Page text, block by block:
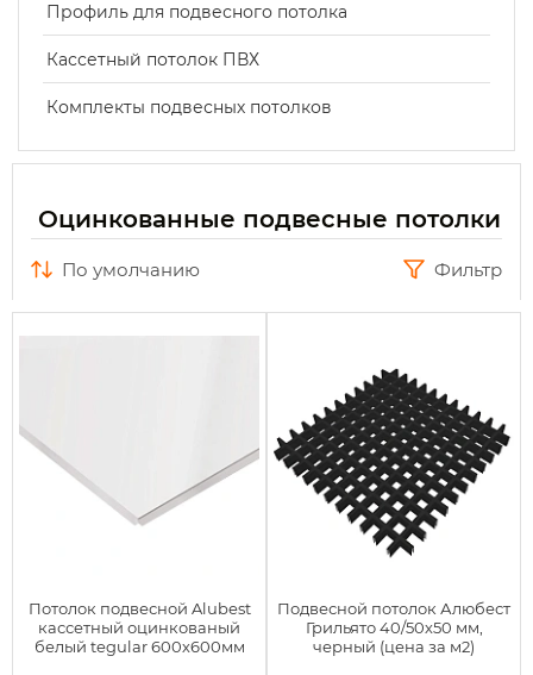
Профиль для подвесного потолка
Кассетный потолок ПВХ
Комплекты подвесных потолков
Оцинкованные подвесные потолки
по умолчанию Фильтр
Потолок подвесной Alubest
кассетный оцинкованый
белый tegular 600х600мм
Подвесной потолок Алюбест
Грильято 40/50х50 мм,
черный (цена за м2)